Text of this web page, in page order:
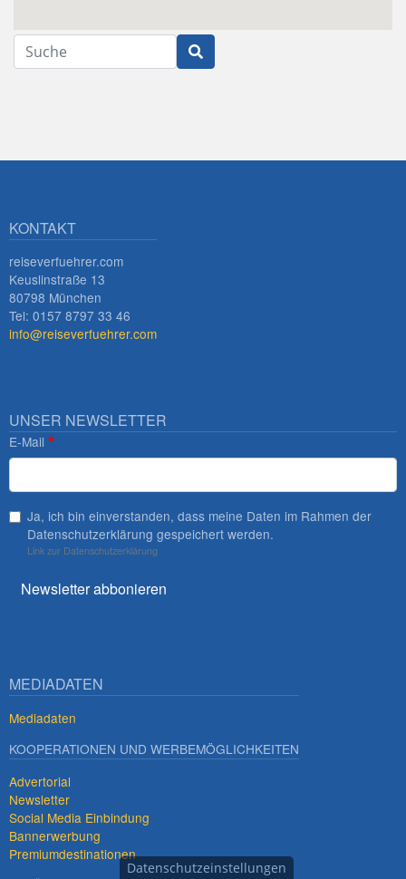
Suche
KONTAKT
reiseverfuehrer.com
Keuslinstraße 13
80798 München
Tel: 0157 8797 33 46
info@reiseverfuehrer.com
UNSER NEWSLETTER
E-Mail
Ja, ich bin einverstanden, dass meine Daten im Rahmen der
Datenschutzerklärung gespeichert werden.
Link zur Datenschutzerklärung
Newsletter abbonieren
MEDIADATEN
Mediadaten
KOOPERATIONEN UND WERBEMÖGLICHKEITEN
Advertorial
Newsletter
Social Media Einbindung
Bannerwerbung
Premiumdestinationen
Datenschutzeinstellungen